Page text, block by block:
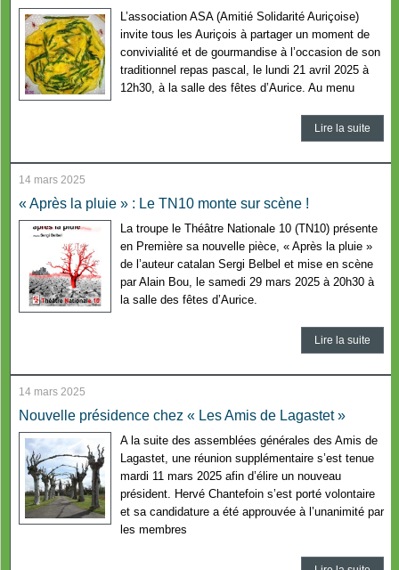
L’association ASA (Amitié Solidarité Auriçoise)
invite tous les Auriçois à partager un moment de
convivialité et de gourmandise à l’occasion de son
traditionnel repas pascal, le lundi 21 avril 2025 à
12h30, à la salle des fêtes d’Aurice. Au menu
Lire la suite
14 mars 2025
« Après la pluie » : Le TN10 monte sur scène !
La troupe le Théâtre Nationale 10 (TN10) présente
en Première sa nouvelle pièce, « Après la pluie »
de l’auteur catalan Sergi Belbel et mise en scène
par Alain Bou, le samedi 29 mars 2025 à 20h30 à
la salle des fêtes d’Aurice.
Lire la suite
14 mars 2025
Nouvelle présidence chez « Les Amis de Lagastet »
A la suite des assemblées générales des Amis de
Lagastet, une réunion supplémentaire s’est tenue
mardi 11 mars 2025 afin d’élire un nouveau
président. Hervé Chantefoin s’est porté volontaire
et sa candidature a été approuvée à l’unanimité par
les membres